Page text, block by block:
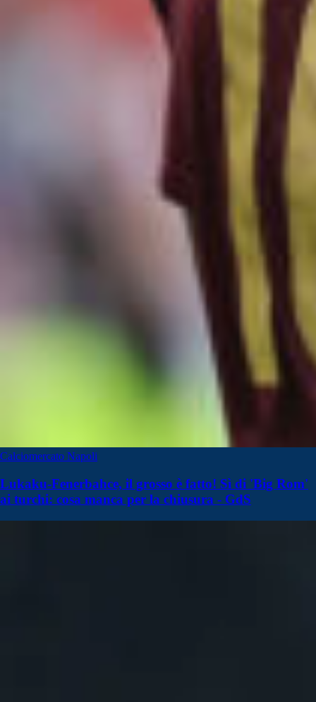
Calciomercato Napoli
Lukaku-Fenerbahce, il grosso è fatto! Sì di 'Big Rom'
ai turchi: cosa manca per la chiusura - GdS